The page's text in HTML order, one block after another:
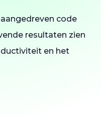
code
resultaten zien
en het